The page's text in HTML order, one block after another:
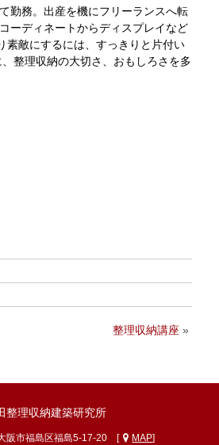
勤務。出産を機にフリーランスへ転
ーディネートからディスプレイなど
素敵にするには、すっきりと片付い
整理収納の大切さ、おもしろさを多
整理収納講座 »
整理収納建築研究所
阪市福島区福島5-17-20 [ MAP]